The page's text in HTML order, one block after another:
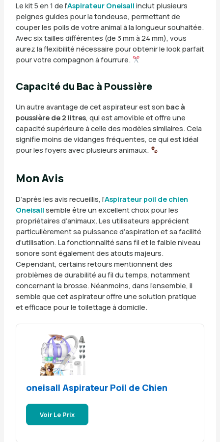
Le kit 5 en 1 de l’Aspirateur Oneisall inclut plusieurs
peignes guides pour la tondeuse, permettant de
couper les poils de votre animal à la longueur souhaitée.
Avec six tailles différentes (de 3 mm à 24 mm), vous
aurez la flexibilité nécessaire pour obtenir le look parfait
pour votre compagnon à fourrure.
Capacité du Bac à Poussière
Un autre avantage de cet aspirateur est son bac à
poussière de 2 litres, qui est amovible et offre une
capacité supérieure à celle des modèles similaires. Cela
signifie moins de vidanges fréquentes, ce qui est idéal
pour les foyers avec plusieurs animaux.
Mon Avis
D’après les avis recueillis, l’Aspirateur poil de chien
Oneisall semble être un excellent choix pour les
propriétaires d’animaux. Les utilisateurs apprécient
particulièrement sa puissance d’aspiration et sa facilité
d’utilisation. La fonctionnalité sans fil et le faible niveau
sonore sont également des atouts majeurs.
Cependant, certains retours mentionnent des
problèmes de durabilité au fil du temps, notamment
concernant la brosse. Néanmoins, dans l’ensemble, il
semble que cet aspirateur offre une solution pratique
et efficace pour le toilettage à domicile.
oneisall Aspirateur Poil de Chien
Voir Le Prix